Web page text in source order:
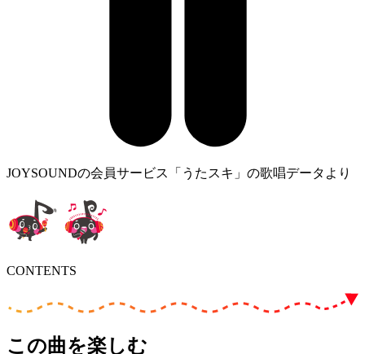
JOYSOUNDの会員サービス「うたスキ」の歌唱データより
CONTENTS
この曲を楽しむ